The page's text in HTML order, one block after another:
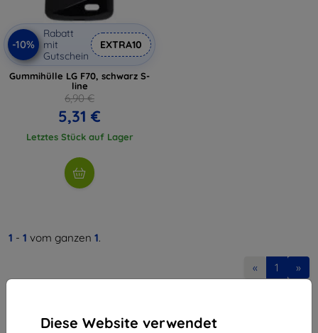
Diese Website verwendet
-10%
Rabatt
mit
Gutschein
EXTRA10
Gummihülle LG F70, schwarz S-
line
6,90 €
5,31 €
Letztes Stück auf Lager
1 - 1 vom ganzen 1.
« 1 »